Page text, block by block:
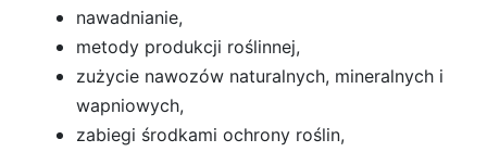
nawadnianie,
metody produkcji roślinnej,
zużycie nawozów naturalnych, mineralnych i
wapniowych,
zabiegi środkami ochrony roślin,